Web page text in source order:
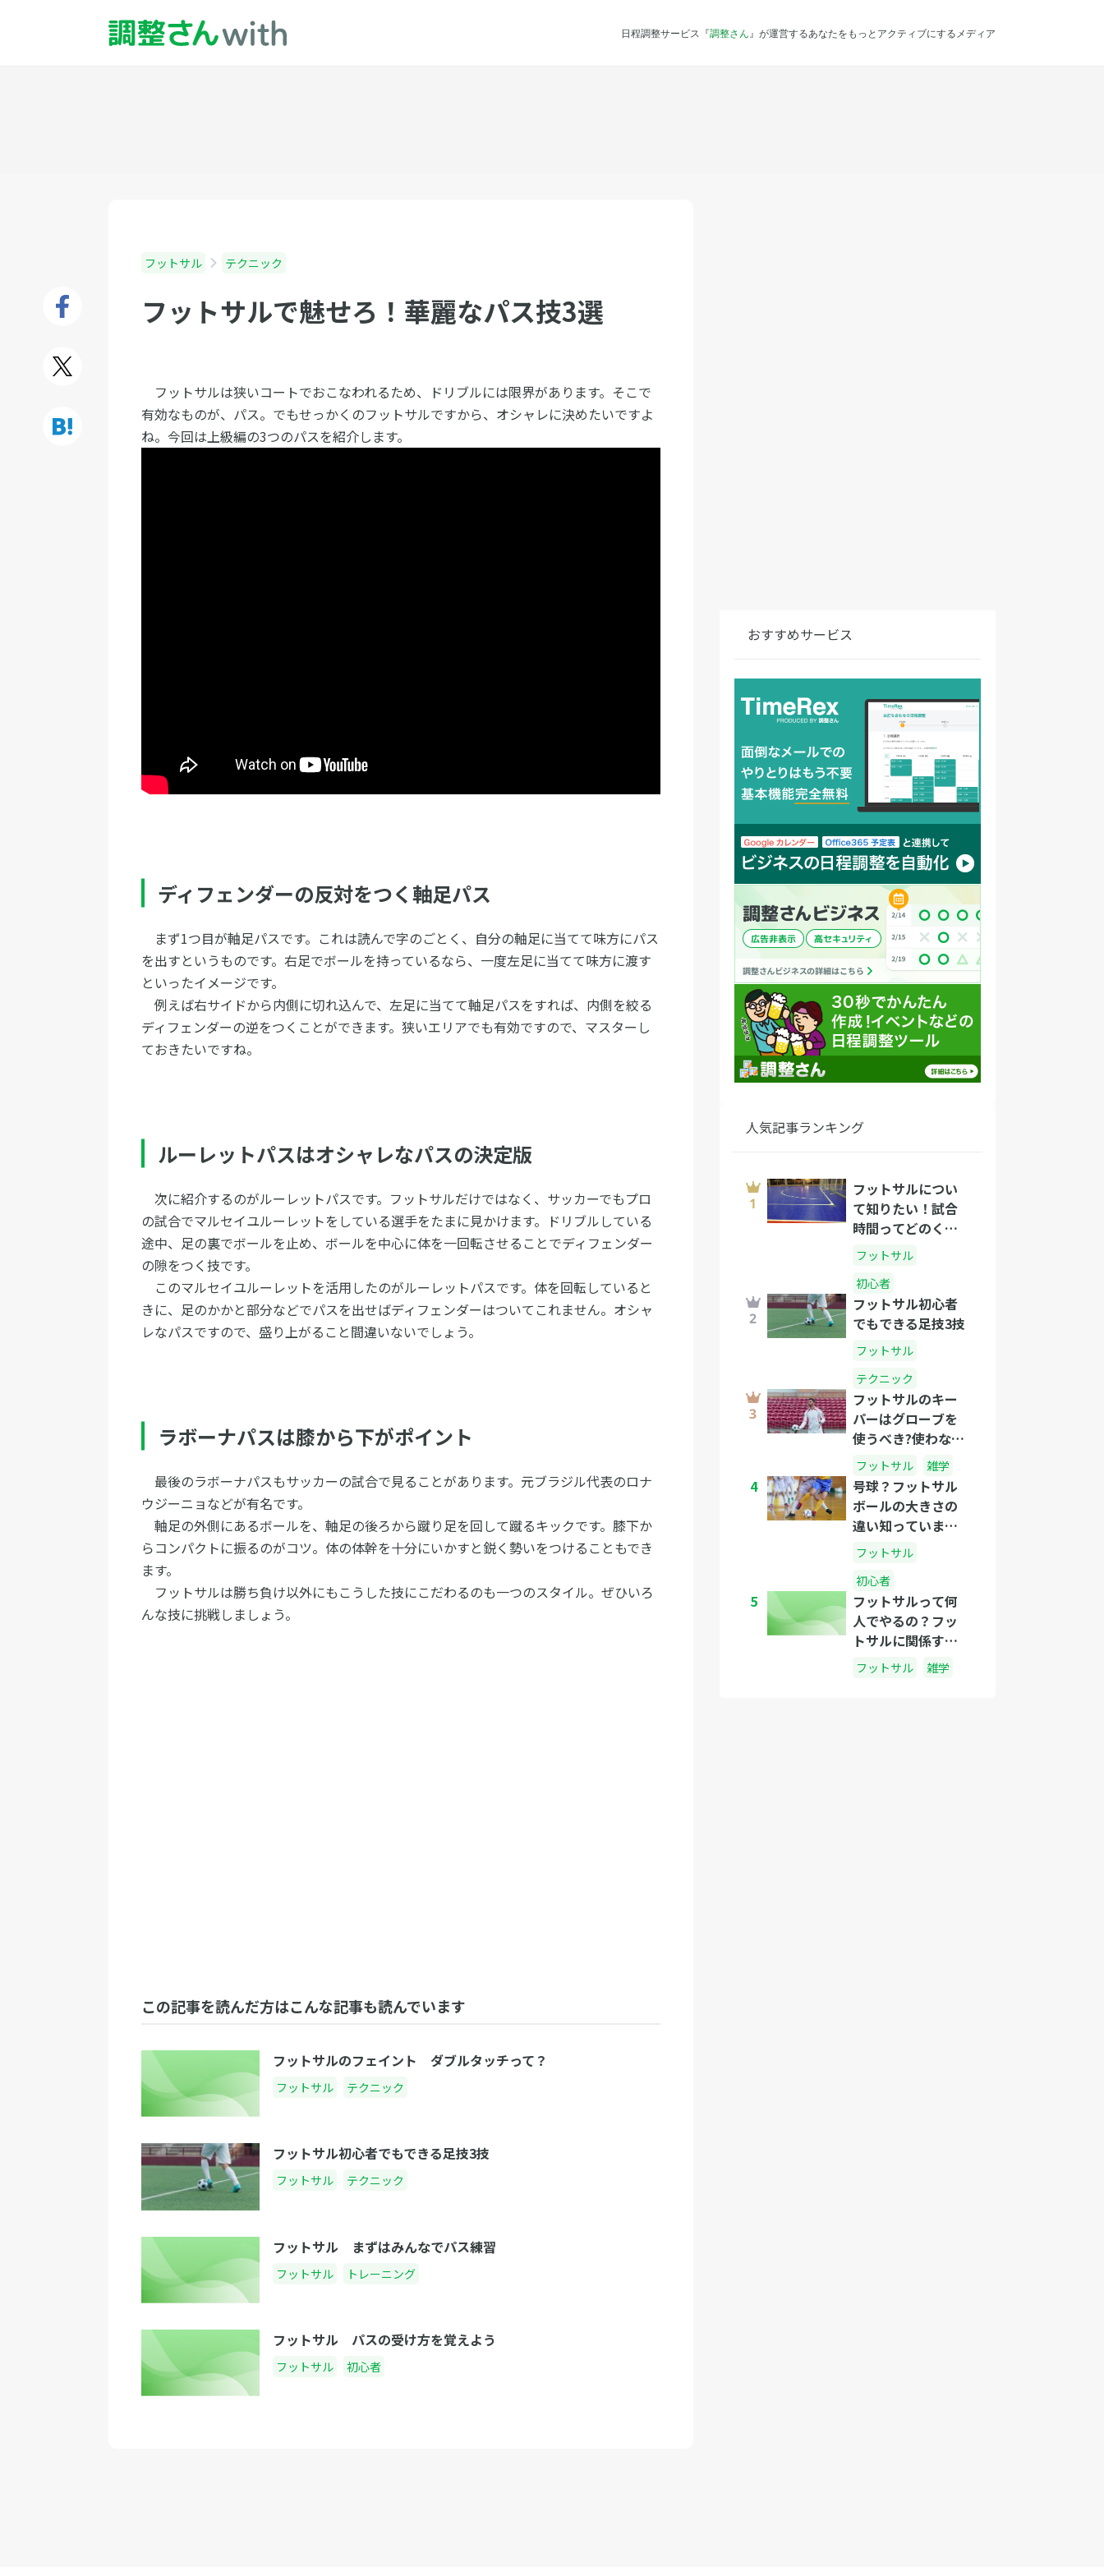
日程調整サービス『調整さん 』が運営するあなたをもっとアクティブにするメディア
フットサル テクニック
フットサルで魅せろ！華麗なパス技3選
フットサルは狭いコートでおこなわれるため、ドリブルには限界があります。そこで
有効なものが、パス。でもせっかくのフットサルですから、オシャレに決めたいですよ
ね。今回は上級編の3つのパスを紹介します。
ディフェンダーの反対をつく軸足パス
まず1つ目が軸足パスです。これは読んで字のごとく、自分の軸足に当てて味方にパス
を出すというものです。右足でボールを持っているなら、一度左足に当てて味方に渡す
といったイメージです。
例えば右サイドから内側に切れ込んで、左足に当てて軸足パスをすれば、内側を絞る
ディフェンダーの逆をつくことができます。狭いエリアでも有効ですので、マスターし
ておきたいですね。
ルーレットパスはオシャレなパスの決定版
次に紹介するのがルーレットパスです。フットサルだけではなく、サッカーでもプロ
の試合でマルセイユルーレットをしている選手をたまに見かけます。ドリブルしている
途中、足の裏でボールを止め、ボールを中心に体を一回転させることでディフェンダー
の隙をつく技です。
このマルセイユルーレットを活用したのがルーレットパスです。体を回転していると
きに、足のかかと部分などでパスを出せばディフェンダーはついてこれません。オシャ
レなパスですので、盛り上がること間違いないでしょう。
ラボーナパスは膝から下がポイント
最後のラボーナパスもサッカーの試合で見ることがあります。元ブラジル代表のロナ
ウジーニョなどが有名です。
軸足の外側にあるボールを、軸足の後ろから蹴り足を回して蹴るキックです。膝下か
らコンパクトに振るのがコツ。体の体幹を十分にいかすと鋭く勢いをつけることもでき
ます。
フットサルは勝ち負け以外にもこうした技にこだわるのも一つのスタイル。ぜひいろ
んな技に挑戦しましょう。
この記事を読んだ方はこんな記事も読んでいます
フットサルのフェイント ダブルタッチって？
フットサル テクニック
フットサル初心者でもできる足技3技
フットサル テクニック
フットサル まずはみんなでパス練習
フットサル トレーニング
フットサル パスの受け方を覚えよう
フットサル 初心者
おすすめサービス
人気記事ランキング
フットサルについ
て知りたい！試合
時間ってどのくら
い？
フットサル
初心者
フットサル初心者
でもできる足技3技
フットサル
テクニック
フットサルのキー
パーはグローブを
使うべき?使わない
ほうがいい?
フットサル 雑学
4
号球？フットサル
ボールの大きさの
違い知っています
か？
フットサル
初心者
5
フットサルって何
人でやるの？フッ
トサルに関係する
人数のはなし
フットサル 雑学